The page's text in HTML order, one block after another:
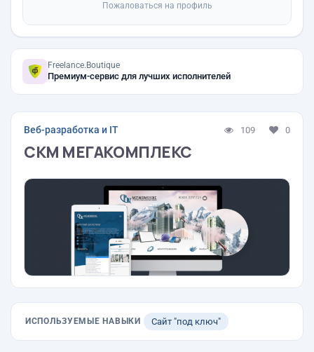
Пожаловаться на профиль
Freelance.Boutique
Премиум-сервис для лучших исполнителей
Веб-разработка и IT 109 0
СКМ МЕГАКОМПЛЕКС
ИСПОЛЬЗУЕМЫЕ НАВЫКИ Сайт "под ключ"